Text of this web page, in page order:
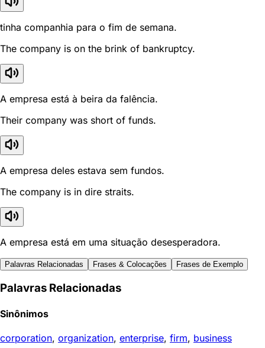
tinha companhia para o fim de semana.
The company is on the brink of bankruptcy.
A empresa está à beira da falência.
Their company was short of funds.
A empresa deles estava sem fundos.
The company is in dire straits.
A empresa está em uma situação desesperadora.
Palavras Relacionadas Frases & Colocações Frases de Exemplo
Palavras Relacionadas
Sinônimos
corporation, organization, enterprise, firm, business